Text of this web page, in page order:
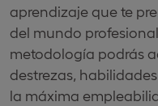
aprendizaje que te
del mundo
metodología podrás
destrezas,
la máxima